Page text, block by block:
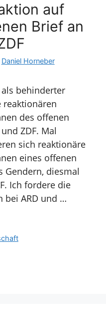
auf
Brief an
Daniel Horneber
behinderter
des offenen
ZDF. Mal
sich reaktionäre
eines offenen
Gendern, diesmal
Ich fordere die
bei ARD und …